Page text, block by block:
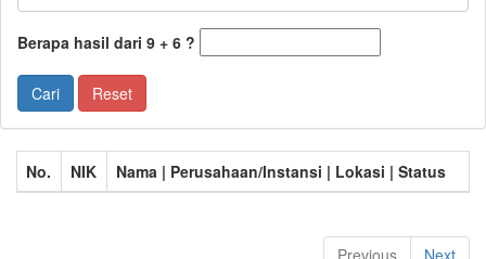
Berapa hasil dari 9 + 6 ?
Cari Reset
No. NIK Nama | Perusahaan/Instansi | Lokasi | Status
Previous Next